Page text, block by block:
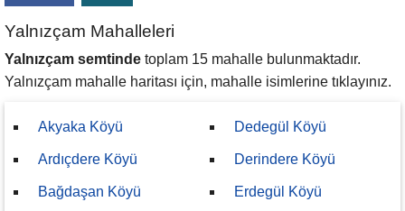
Yalnızçam Mahalleleri
Yalnızçam semtinde toplam 15 mahalle bulunmaktadır.
Yalnızçam mahalle haritası için, mahalle isimlerine tıklayınız.
Akyaka Köyü
Ardıçdere Köyü
Bağdaşan Köyü
Dedegül Köyü
Derindere Köyü
Erdegül Köyü